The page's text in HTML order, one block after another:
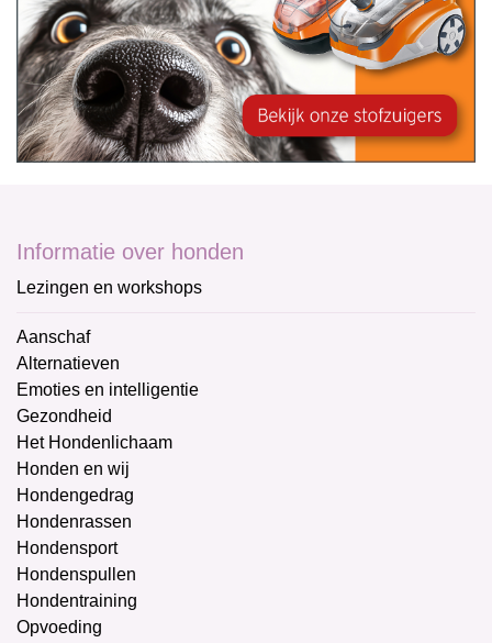
Informatie over honden
Lezingen en workshops
Aanschaf
Alternatieven
Emoties en intelligentie
Gezondheid
Het Hondenlichaam
Honden en wij
Hondengedrag
Hondenrassen
Hondensport
Hondenspullen
Hondentraining
Opvoeding